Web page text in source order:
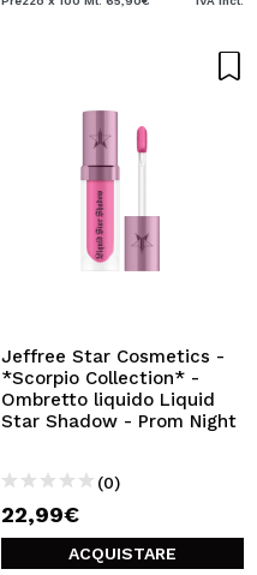
Jeffree Star Cosmetics -
*Scorpio Collection* -
Ombretto liquido Liquid
Star Shadow - Prom Night
(0)
22,99€
ACQUISTARE